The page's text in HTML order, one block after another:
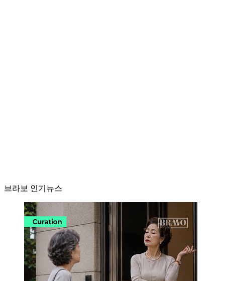
브라보 인기뉴스